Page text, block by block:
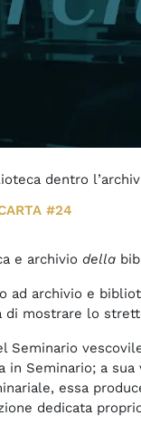
dentro
#24
e archivio della
ad archivio e
mostrare lo
Seminario
in Seminario; a
essa
dedicata